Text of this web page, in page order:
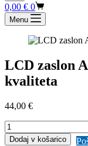
Shopping
cart
0,00 € 0
Menu
LCD zaslon
kvaliteta
44,00 €
LCD
zaslon
Dodaj v košarico